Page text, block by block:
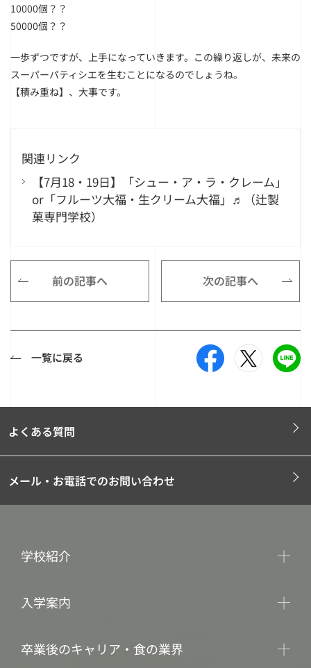
10000個？？
50000個？？
一歩ずつですが、上手になっていきます。この繰り返しが、未来の
スーパーパティシエを生むことになるのでしょうね。
【積み重ね】、大事です。
関連リンク
【7月18・19日】「シュー・ア・ラ・クレーム」
or「フルーツ大福・生クリーム大福」♬（辻製
菓専門学校）
前の記事へ 次の記事へ
一覧に戻る
よくある質問
メール・お電話でのお問い合わせ
学校紹介
入学案内
卒業後のキャリア・食の業界